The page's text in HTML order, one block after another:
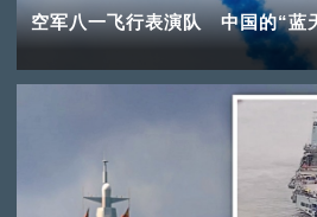
空军八一飞行表演队 中国的“蓝